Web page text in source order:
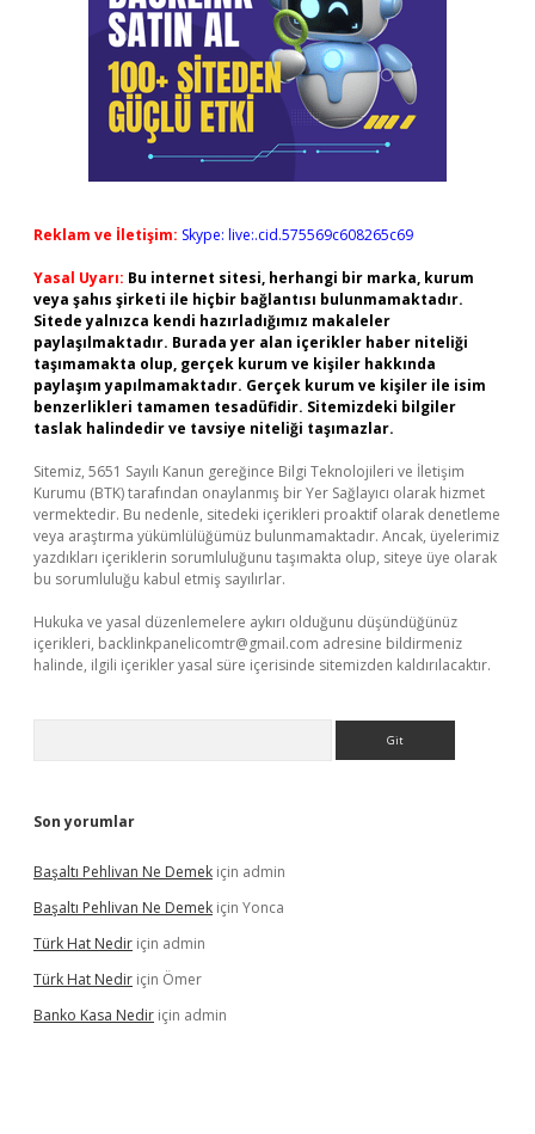
Reklam ve İletişim: Skype: live:.cid.575569c608265c69
Yasal Uyarı: Bu internet sitesi, herhangi bir marka, kurum
veya şahıs şirketi ile hiçbir bağlantısı bulunmamaktadır.
Sitede yalnızca kendi hazırladığımız makaleler
paylaşılmaktadır. Burada yer alan içerikler haber niteliği
taşımamakta olup, gerçek kurum ve kişiler hakkında
paylaşım yapılmamaktadır. Gerçek kurum ve kişiler ile isim
benzerlikleri tamamen tesadüfidir. Sitemizdeki bilgiler
taslak halindedir ve tavsiye niteliği taşımazlar.
Sitemiz, 5651 Sayılı Kanun gereğince Bilgi Teknolojileri ve İletişim
Kurumu (BTK) tarafından onaylanmış bir Yer Sağlayıcı olarak hizmet
vermektedir. Bu nedenle, sitedeki içerikleri proaktif olarak denetleme
veya araştırma yükümlülüğümüz bulunmamaktadır. Ancak, üyelerimiz
yazdıkları içeriklerin sorumluluğunu taşımakta olup, siteye üye olarak
bu sorumluluğu kabul etmiş sayılırlar.
Hukuka ve yasal düzenlemelere aykırı olduğunu düşündüğünüz
içerikleri, backlinkpanelicomtr@gmail.com adresine bildirmeniz
halinde, ilgili içerikler yasal süre içerisinde sitemizden kaldırılacaktır.
Son yorumlar
Başaltı Pehlivan Ne Demek için admin
Başaltı Pehlivan Ne Demek için Yonca
Türk Hat Nedir için admin
Türk Hat Nedir için Ömer
Banko Kasa Nedir için admin